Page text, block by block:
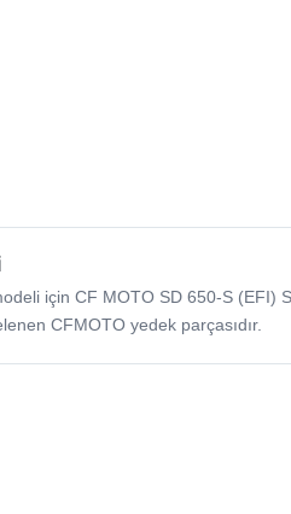
için CF MOTO SD 650-S (EFI)
CFMOTO yedek parçasıdır.